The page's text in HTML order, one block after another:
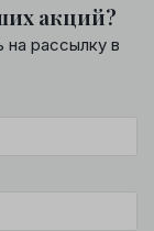
акций?
рассылку в